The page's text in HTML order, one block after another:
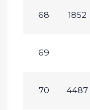
68 1852
69
70 4487